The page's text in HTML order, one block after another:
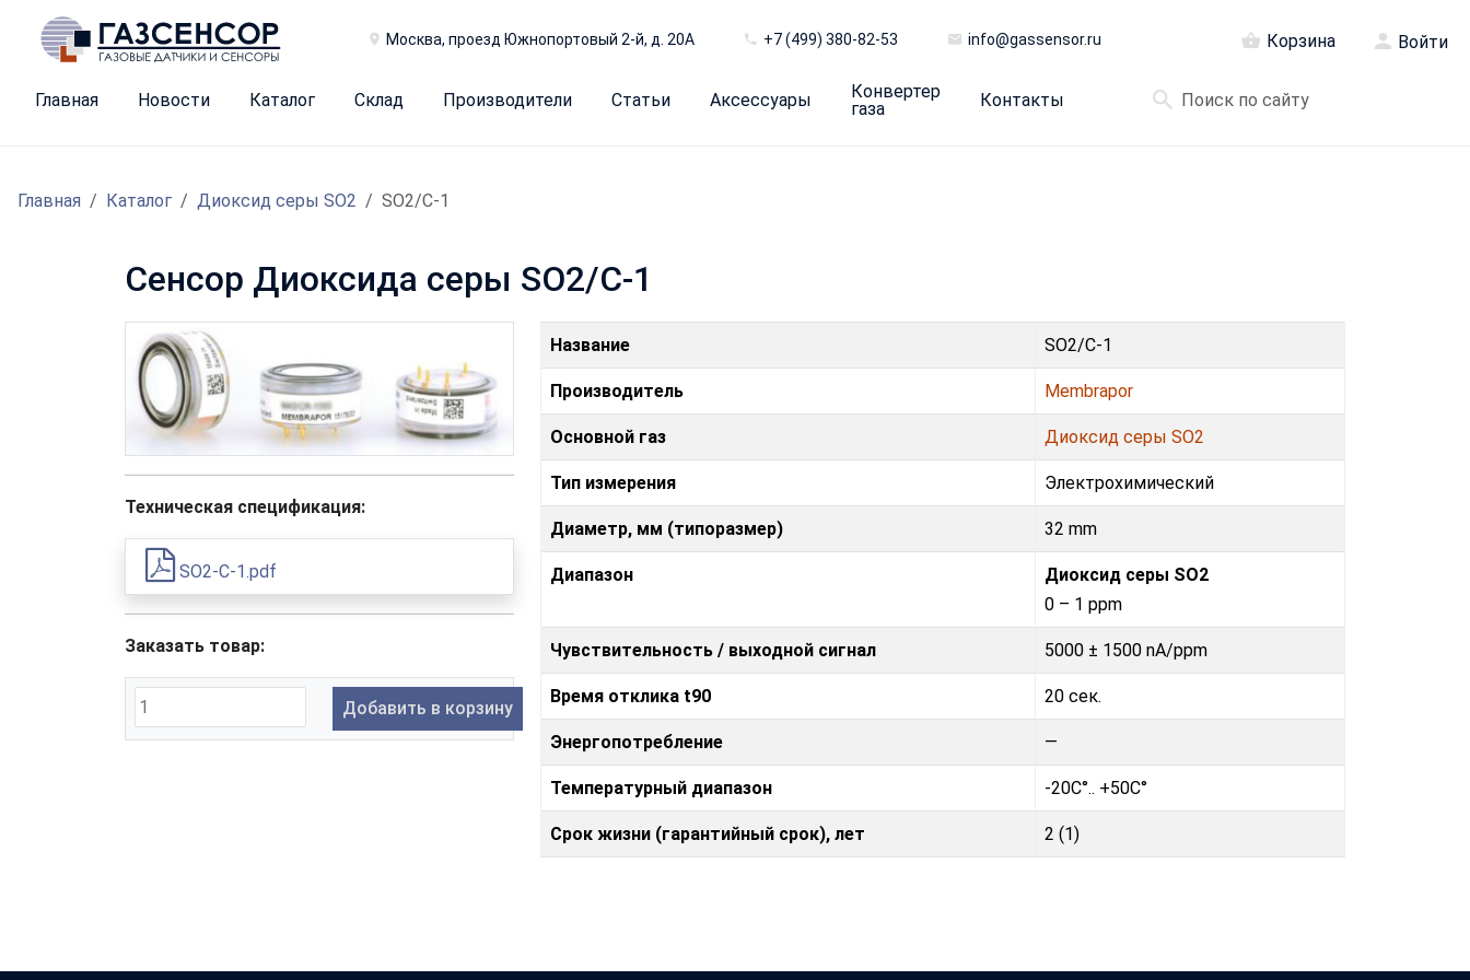
Москва, проезд Южнопортовый 2-й, д. 20А +7 (499) 380-82-53 info@gassensor.ru Корзина Войти
Главная Новости Каталог Склад Производители Статьи Аксессуары
Конвертер
газа
Контакты
Главная Каталог Диоксид серы SO2 SO2/C-1
Сенсор Диоксида серы SO2/C-1
Техническая спецификация:
SO2-C-1.pdf
Заказать товар:
Добавить в корзину
Название SO2/C-1
Производитель Membrapor
Основной газ Диоксид серы SO2
Тип измерения Электрохимический
Диаметр, мм (типоразмер) 32 mm
Диапазон
Диоксид серы SO2
0 – 1 ppm
Чувствительность / выходной сигнал 5000 ± 1500 nA/ppm
Время отклика t90 20 сек.
Энергопотребление —
Температурный диапазон -20C°.. +50C°
Срок жизни (гарантийный срок), лет 2 (1)